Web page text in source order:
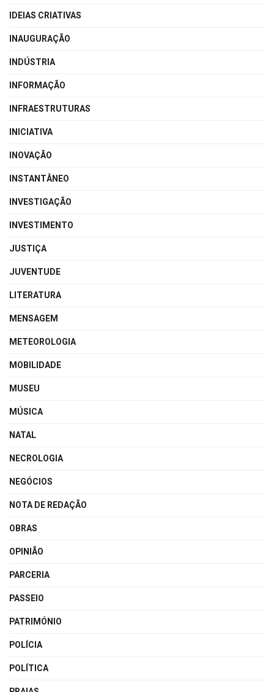
IDEIAS CRIATIVAS
INAUGURAÇÃO
INDÚSTRIA
INFORMAÇÃO
INFRAESTRUTURAS
INICIATIVA
INOVAÇÃO
INSTANTÂNEO
INVESTIGAÇÃO
INVESTIMENTO
JUSTIÇA
JUVENTUDE
LITERATURA
MENSAGEM
METEOROLOGIA
MOBILIDADE
MUSEU
MÚSICA
NATAL
NECROLOGIA
NEGÓCIOS
NOTA DE REDAÇÃO
OBRAS
OPINIÃO
PARCERIA
PASSEIO
PATRIMÓNIO
POLÍCIA
POLÍTICA